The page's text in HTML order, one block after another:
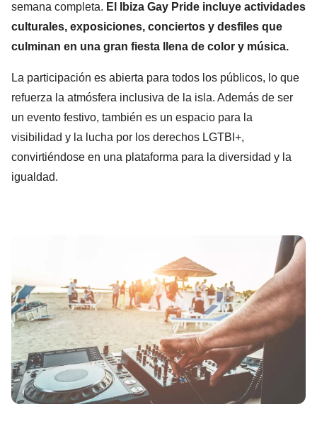
semana completa. El Ibiza Gay Pride incluye actividades
culturales, exposiciones, conciertos y desfiles que
culminan en una gran fiesta llena de color y música.
La participación es abierta para todos los públicos, lo que
refuerza la atmósfera inclusiva de la isla. Además de ser
un evento festivo, también es un espacio para la
visibilidad y la lucha por los derechos LGTBI+,
convirtiéndose en una plataforma para la diversidad y la
igualdad.